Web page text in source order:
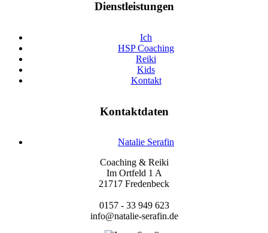
Dienstleistungen
Ich
HSP Coaching
Reiki
Kids
Kontakt
Kontaktdaten
Natalie Serafin
Coaching & Reiki
Im Ortfeld 1 A
21717 Fredenbeck
0157 - 33 949 623
info@natalie-serafin.de